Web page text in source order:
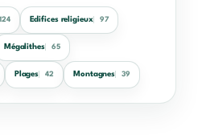
124 Edifices religieux 97
Mégalithes 65
Plages 42 Montagnes 39